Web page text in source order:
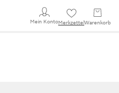
Mein KontoMerkzettel Warenkorb